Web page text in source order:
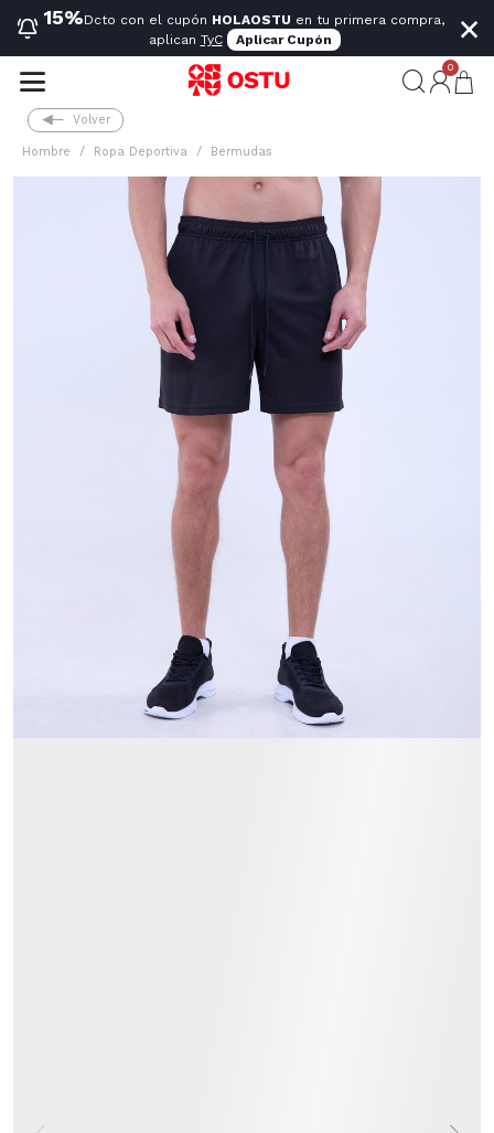
15%Dcto con el cupón HOLAOSTU en tu primera compra,
aplican TyC Aplicar Cupón ×
0
Volver
Hombre Ropa Deportiva Bermudas